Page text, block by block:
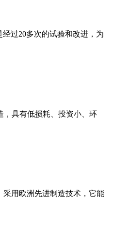
过20多次的试验和改进，为
，具有低损耗、投资小、环
用欧洲先进制造技术，它能